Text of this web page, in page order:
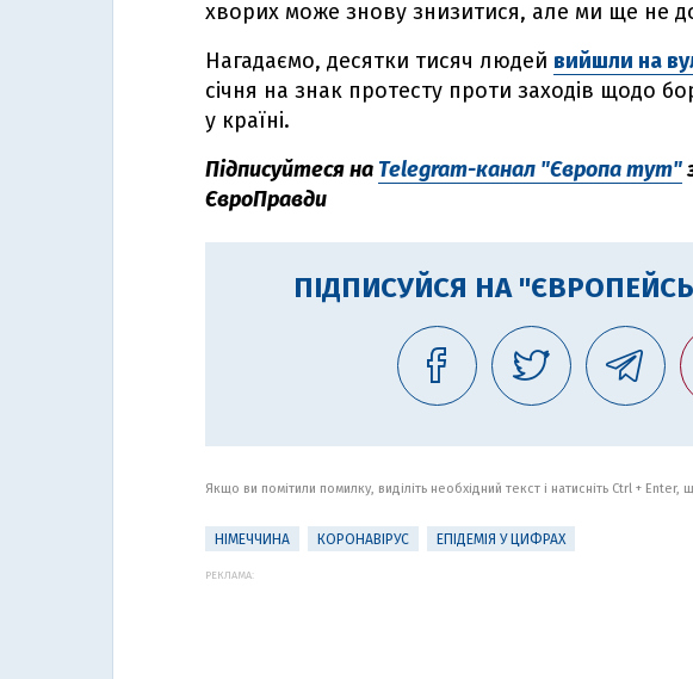
хворих може знову знизитися, але ми ще не
Нагадаємо, десятки тисяч людей вийшли на
січня на знак протесту проти заходів щодо
у країні.
Підписуйтеся на Telegram-канал "Європа тут"
ЄвроПравди
ПІДПИСУЙСЯ НА
Якщо ви помітили помилку, виділіть необхідний текст і натисніть Ctrl +
НІМЕЧЧИНА КОРОНАВІРУС ЕПІДЕМІЯ У ЦИФРАХ
РЕКЛАМА: